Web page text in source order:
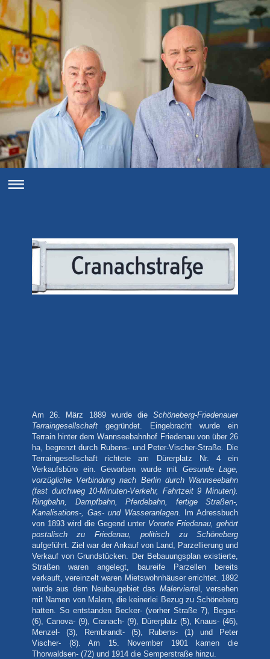
Am 26. März 1889 wurde die Schöneberg-Friedenauer
Terraingesellschaft gegründet. Eingebracht wurde ein
Terrain hinter dem Wannseebahnhof Friedenau von über 26
ha, begrenzt durch Rubens- und Peter-Vischer-Straße. Die
Terraingesellschaft richtete am Dürerplatz Nr. 4 ein
Verkaufsbüro ein. Geworben wurde mit Gesunde Lage,
vorzügliche Verbindung nach Berlin durch Wannseebahn
(fast durchweg 10-Minuten-Verkehr, Fahrtzeit 9 Minuten).
Ringbahn, Dampfbahn, Pferdebahn, fertige Straßen-,
Kanalisations-, Gas- und Wasseranlagen. Im Adressbuch
von 1893 wird die Gegend unter Vororte Friedenau, gehört
postalisch zu Friedenau, politisch zu Schöneberg
aufgeführt. Ziel war der Ankauf von Land, Parzellierung und
Verkauf von Grundstücken. Der Bebauungsplan existierte,
Straßen waren angelegt, baureife Parzellen bereits
verkauft, vereinzelt waren Mietswohnhäuser errichtet. 1892
wurde aus dem Neubaugebiet das Malerviertel, versehen
mit Namen von Malern, die keinerlei Bezug zu Schöneberg
hatten. So entstanden Becker- (vorher Straße 7), Begas-
(6), Canova- (9), Cranach- (9), Dürerplatz (5), Knaus- (46),
Menzel- (3), Rembrandt- (5), Rubens- (1) und Peter
Vischer- (8). Am 15. November 1901 kamen die
Thorwaldsen- (72) und 1914 die Semperstraße hinzu.